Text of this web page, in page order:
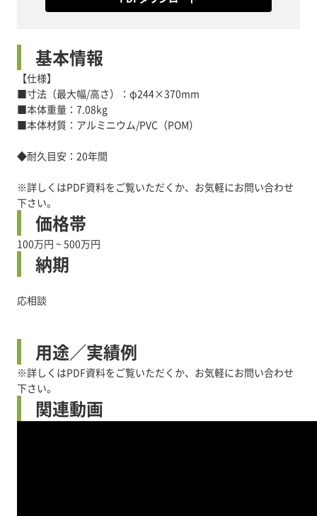
基本情報
【仕様】
■寸法（最大幅/高さ）：φ244×370mm
■本体重量：7.08kg
■本体材質：アルミニウム/PVC（POM）
◆耐久目安：20年間
※詳しくはPDF資料をご覧いただくか、お気軽にお問い合わせ
下さい。
価格帯
100万円 ~ 500万円
納期
応相談
用途／実績例
※詳しくはPDF資料をご覧いただくか、お気軽にお問い合わせ
下さい。
関連動画